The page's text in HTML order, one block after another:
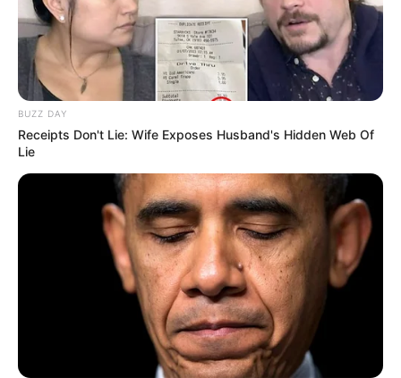
Serem! 9 Chat Ojek Online &
Pelanggan Ini Bikin Auto
Merinding
Bikin Ngakak, 10 Potret
Cosplay Murah Pakai Bahan
BUZZ DAY
Receipts Don't Lie: Wife Exposes Husband's Hidden Web Of
Lie